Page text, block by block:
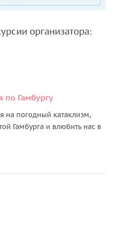
организатора:
по Гамбургу
на погодный катаклизм,
Гамбурга и влюбить нас в